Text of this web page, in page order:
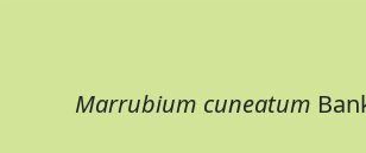
Marrubium cuneatum